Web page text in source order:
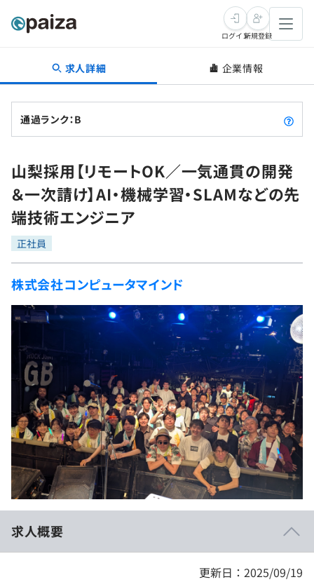
転職・キャリア
転職成功ガイド
転職エージェント
インタビュー
転職成功ガイド
新卒就活
求人検索
本選考
インターン
新卒エージェント
イベント・セミナー
インタビュー
就活成功ガイド
学習
問題集
4択課題
ナレッジ
リファレンス
プラン
個人向けプラン
法人向けプラン
学校向けプラン
契約内容・クーポン
プログラミング言語
評価結果一覧
再チャレンジ結果一覧
ゲーム・マンガ
Tech Team Journal
note
paizaとは？
ログイン新規登録
求人詳細 企業情報
通過ランク：B
山梨採用【リモートOK／一気通貫の開発
＆一次請け】AI・機械学習・SLAMなどの先
端技術エンジニア
正社員
株式会社コンピュータマインド
求人概要
更新日：2025/09/19